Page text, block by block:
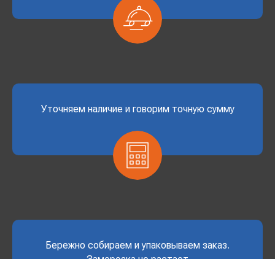
Уточняем наличие и говорим точную сумму
Бережно собираем и упаковываем заказ.